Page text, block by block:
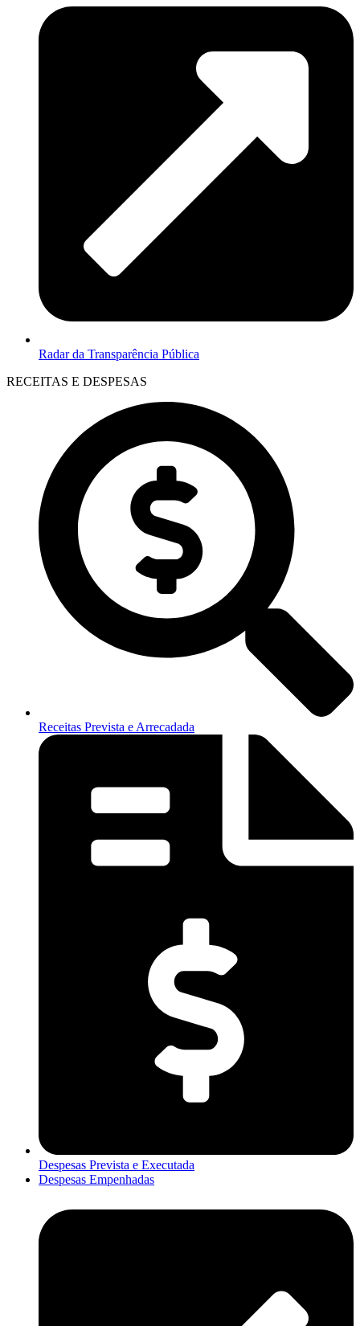
Radar da Transparência Pública
RECEITAS E DESPESAS
Receitas Prevista e Arrecadada
Despesas Prevista e Executada
Despesas Empenhadas